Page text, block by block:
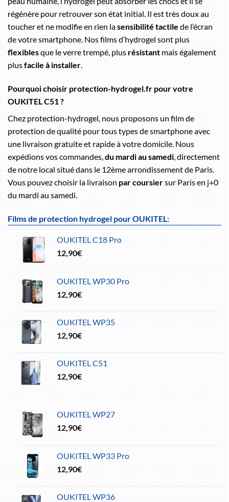
régénère pour retrouver son état initial. Il est très doux au
toucher et ne modifie en rien lasensibilité tactilede l’écran
de votre smartphone. Nos films d’hydrogel sont plus
flexiblesque le verre trempé, plusrésistantmais également
plusfacile à installer.
Pourquoi choisir protection-hydrogel.fr pour votre
OUKITEL C51 ?
Chez protection-hydrogel, nous proposons un film de
protection de qualité pour tous types de smartphone avec
une livraison gratuite et rapide à votre domicile. Nous
expédions vos commandes,du mardi au samedi, directement
de notre local situé dans le 12ème arrondissement de Paris.
Vous pouvez choisir la livraisonpar coursiersur Paris en j+0
du mardi au samedi.
Films de protection hydrogel pour OUKITEL:
OUKITEL C18 Pro
12,90€
OUKITEL WP30 Pro
12,90€
OUKITEL WP35
12,90€
OUKITEL C51
12,90€
OUKITEL WP27
12,90€
OUKITEL WP33 Pro
12,90€
OUKITEL WP36